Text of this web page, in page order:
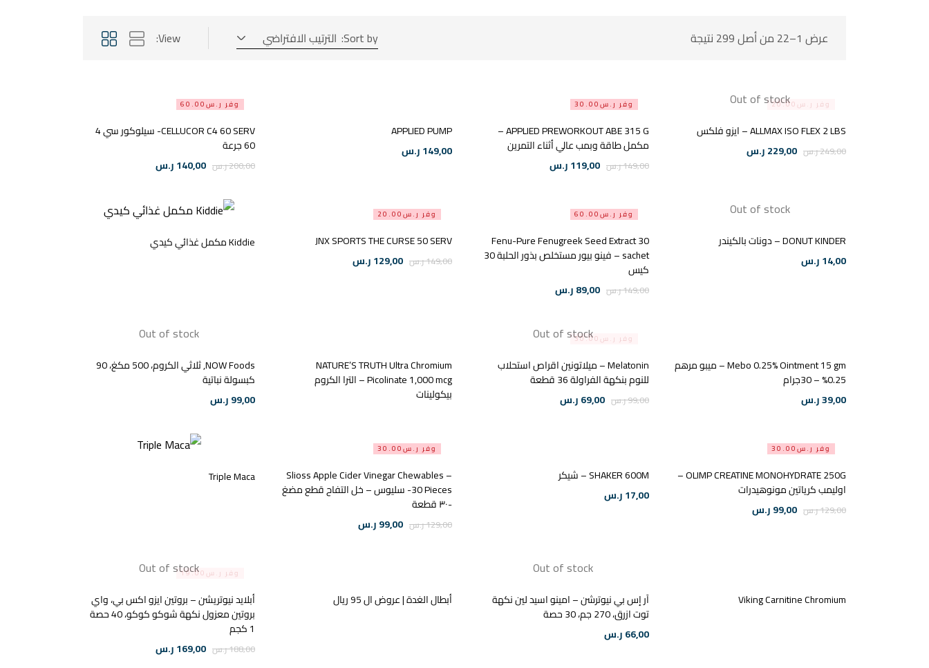
عرض 1–22 من أصل 299 نتيجة Sort by: الترتيب الافتراضي View:
Out of stock وفر ر.س20.00
ALLMAX ISO FLEX 2 LBS – ايزو فلكس
249,00ر.س 229,00ر.س
وفر ر.س30.00
APPLIED PREWORKOUT ABE 315 G –
مكمل طاقة وبمب عالي أثناء التمرين
149,00ر.س 119,00ر.س
APPLIED PUMP
149,00ر.س
وفر ر.س60.00
CELLUCOR C4 60 SERV- سيلوكور سي 4
60 جرعة
200,00ر.س 140,00ر.س
Out of stock
DONUT KINDER – دونات بالكيندر
14,00ر.س
وفر ر.س60.00
Fenu-Pure Fenugreek Seed Extract 30
sachet – فينو بيور مستخلص بذور الحلبة 30
كيس
149,00ر.س 89,00ر.س
وفر ر.س20.00
JNX SPORTS THE CURSE 50 SERV
149,00ر.س 129,00ر.س
Kiddie مكمل غذائي كيدي
Mebo 0.25% Ointment 15 gm – ميبو مرهم
0.25% – 30جرام
39,00ر.س
Out of stock وفر ر.س30.00
Melatonin – ميلاتونين اقراص استحلاب
للنوم بنكهة الفراولة 36 قطعة
99,00ر.س 69,00ر.س
NATURE’S TRUTH Ultra Chromium
Picolinate 1,000 mcg – الترا الكروم
بيكولينات
Out of stock
NOW Foods‏, ثلاثي الكروم، 500 مكغ، 90
كبسولة نباتية
99,00ر.س
وفر ر.س30.00
OLIMP CREATINE MONOHYDRATE 250G –
اوليمب كرياتين مونوهيدرات
129,00ر.س 99,00ر.س
SHAKER 600M – شيكر
17,00ر.س
وفر ر.س30.00
Slioss Apple Cider Vinegar Chewables –
30 Pieces- سليوس – خل التفاح قطع مضغ
-٣٠ قطعة
129,00ر.س 99,00ر.س
Triple Maca
Viking Carnitine Chromium
Out of stock
آر إس بي نيوترشن – امينو اسيد لين نكهة
توت ازرق، 270 جم، 30 حصة
66,00ر.س
أبطال الغدة | عروض ال 95 ريال
Out of stock وفر ر.س19.00
أبلايد نيوتريشن – بروتين ايزو اكس بي، واي
بروتين معزول نكهة شوكو كوكو، 40 حصة
1 كجم
188,00ر.س 169,00ر.س